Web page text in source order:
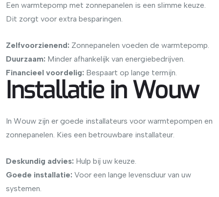
Een warmtepomp met zonnepanelen is een slimme keuze.
Dit zorgt voor extra besparingen.
Zelfvoorzienend: Zonnepanelen voeden de warmtepomp.
Duurzaam: Minder afhankelijk van energiebedrijven.
Financieel voordelig: Bespaart op lange termijn.
Installatie in Wouw
In Wouw zijn er goede installateurs voor warmtepompen en
zonnepanelen. Kies een betrouwbare installateur.
Deskundig advies: Hulp bij uw keuze.
Goede installatie: Voor een lange levensduur van uw
systemen.